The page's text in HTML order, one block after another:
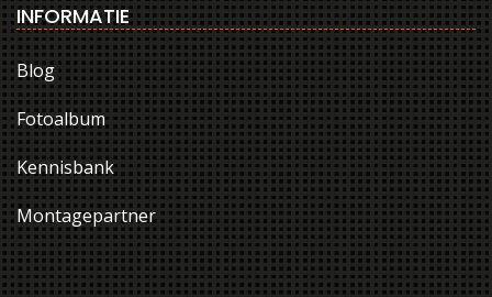
INFORMATIE
Blog
Fotoalbum
Kennisbank
Montagepartner